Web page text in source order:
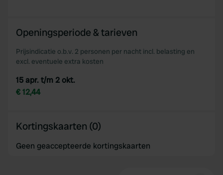
Openingsperiode & tarieven
Prijsindicatie o.b.v. 2 personen per nacht incl. belasting en
excl. eventuele extra kosten
15 apr. t/m 2 okt.
€ 12,44
Kortingskaarten (0)
Geen geaccepteerde kortingskaarten